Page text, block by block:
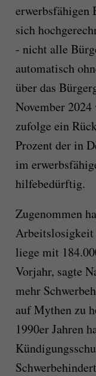
erwerbsfähigen
sich
- nicht alle
automatisch
über das
November
zufolge ein
Prozent der in
im
hilfebedürftig.
Zugenommen
Arbeitslosigkeit
liege mit
Vorjahr, sagte
mehr
auf Mythen zu
1990er Jahren